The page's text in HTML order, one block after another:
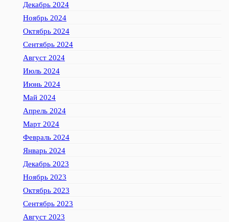
Декабрь 2024
Ноябрь 2024
Октябрь 2024
Сентябрь 2024
Август 2024
Июль 2024
Июнь 2024
Май 2024
Апрель 2024
Март 2024
Февраль 2024
Январь 2024
Декабрь 2023
Ноябрь 2023
Октябрь 2023
Сентябрь 2023
Август 2023